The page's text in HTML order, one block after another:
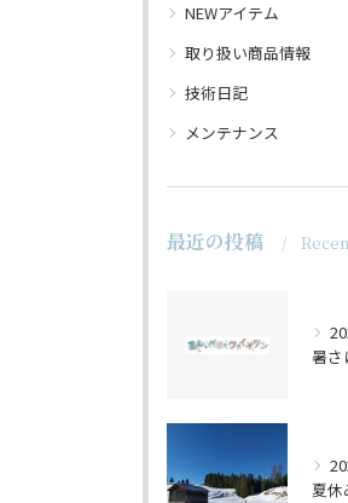
NEWアイテム
取り扱い商品情報
技術日記
メンテナンス
最近の投稿
暑さ
夏休